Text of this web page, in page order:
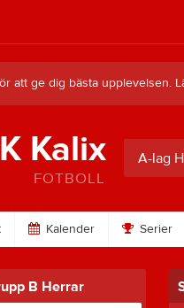
att ge dig bästa upplevelsen.
Kalix
FOTBOLL
A-lag
Kalender Serier
B Herrar